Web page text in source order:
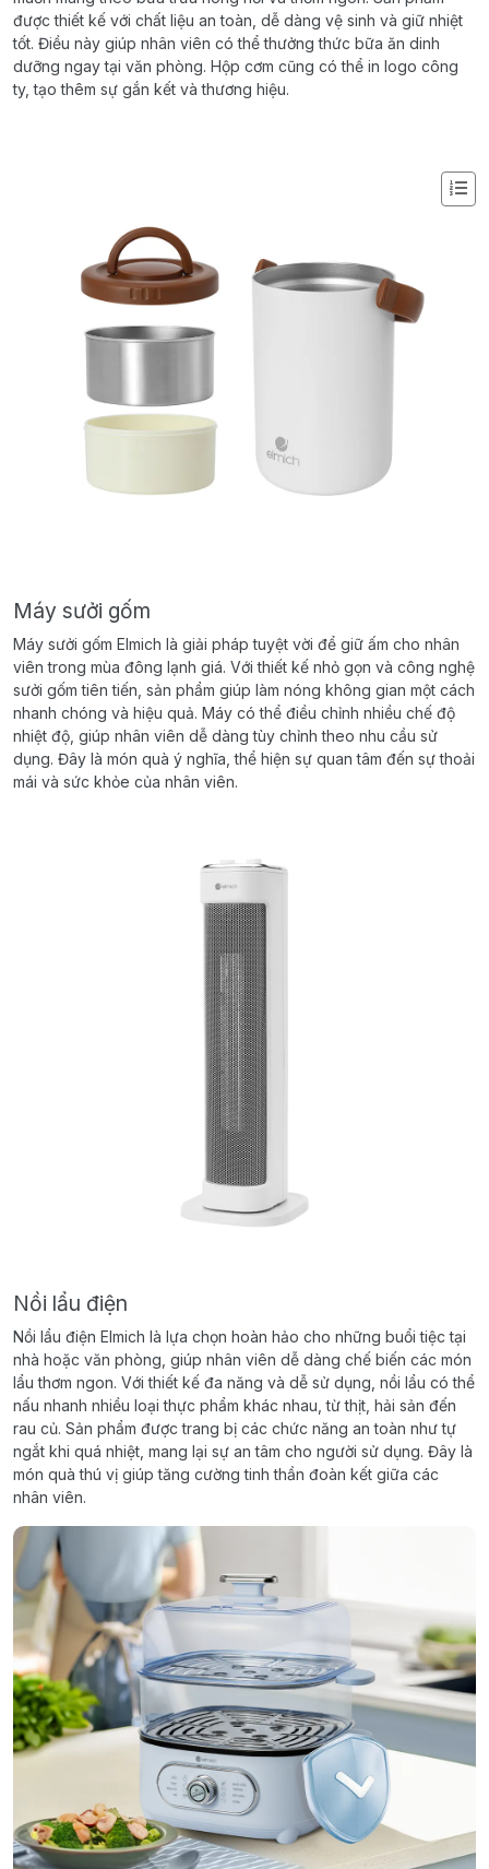
được thiết kế với chất liệu an toàn, dễ dàng vệ sinh và giữ nhiệt
tốt. Điều này giúp nhân viên có thể thưởng thức bữa ăn dinh
dưỡng ngay tại văn phòng. Hộp cơm cũng có thể in logo công
ty, tạo thêm sự gắn kết và thương hiệu.
Máy sưởi gốm
Máy sưởi gốm Elmich là giải pháp tuyệt vời để giữ ấm cho nhân
viên trong mùa đông lạnh giá. Với thiết kế nhỏ gọn và công nghệ
sưởi gốm tiên tiến, sản phẩm giúp làm nóng không gian một cách
nhanh chóng và hiệu quả. Máy có thể điều chỉnh nhiều chế độ
nhiệt độ, giúp nhân viên dễ dàng tùy chỉnh theo nhu cầu sử
dụng. Đây là món quà ý nghĩa, thể hiện sự quan tâm đến sự thoải
mái và sức khỏe của nhân viên.
Nồi lẩu điện
Nồi lẩu điện Elmich là lựa chọn hoàn hảo cho những buổi tiệc tại
nhà hoặc văn phòng, giúp nhân viên dễ dàng chế biến các món
lẩu thơm ngon. Với thiết kế đa năng và dễ sử dụng, nồi lẩu có thể
nấu nhanh nhiều loại thực phẩm khác nhau, từ thịt, hải sản đến
rau củ. Sản phẩm được trang bị các chức năng an toàn như tự
ngắt khi quá nhiệt, mang lại sự an tâm cho người sử dụng. Đây là
món quà thú vị giúp tăng cường tinh thần đoàn kết giữa các
nhân viên.